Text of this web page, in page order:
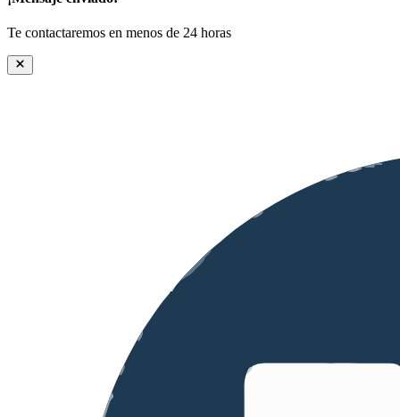
Te contactaremos en menos de 24 horas